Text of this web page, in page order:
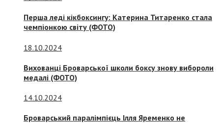
Перша леді кікбоксингу: Катерина Титаренко стала
чемпіонкою світу (ФОТО)
18.10.2024
Вихованці Броварської школи боксу знову вибороли
медалі (ФОТО)
14.10.2024
Броварський паралімпієць Ілля Яременко не